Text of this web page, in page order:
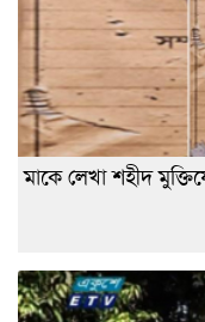
মাকে লেখা শহীদ